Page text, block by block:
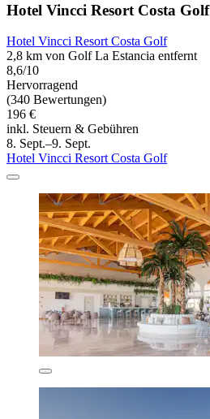
Hotel Vincci Resort Costa Golf
Hotel Vincci Resort Costa Golf
2,8 km von Golf La Estancia entfernt
8,6/10
Hervorragend
(340 Bewertungen)
196 €
inkl. Steuern & Gebühren
8. Sept.–9. Sept.
Hotel Vincci Resort Costa Golf